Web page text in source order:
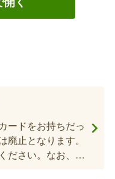
ードをお持ちだっ
止となります。
ださい。なお、カ